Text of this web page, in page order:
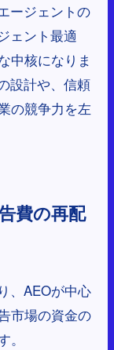
ージェントの
ェント最適
中核になりま
設計や、信頼
の競争力を左
費の再配
、AEOが中心
市場の資金の